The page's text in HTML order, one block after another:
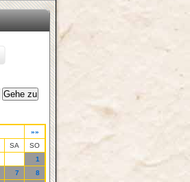
»»
SA
SO
1
7
8